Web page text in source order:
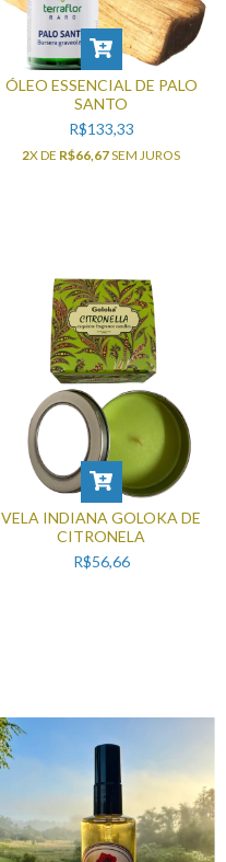
ÓLEO ESSENCIAL DE PALO
SANTO
R$133,33
2X DE R$66,67SEM JUROS
VELA INDIANA GOLOKA DE
CITRONELA
R$56,66